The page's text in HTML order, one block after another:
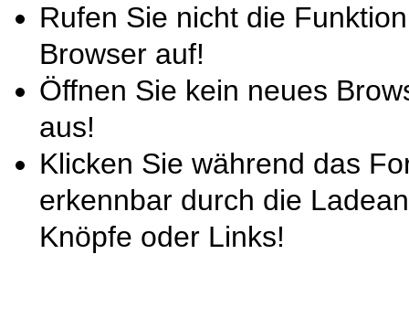
Rufen Sie nicht die
Browser auf!
Öffnen Sie kein neues
aus!
Klicken Sie während das
erkennbar durch die
Knöpfe oder Links!